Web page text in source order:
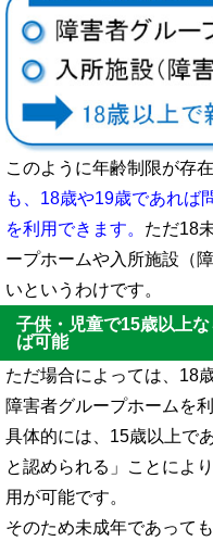
このように年齢制限が存
も、18歳や19歳であれば
を利用できます。 ただ18
ープホームや入所施設（
いというわけです。
子供・児童で15歳以上
ば可能
ただ場合によっては、18
障害者グループホームを
具体的には、15歳以上で
と認められる」ことによ
用が可能です。
そのため未成年であって